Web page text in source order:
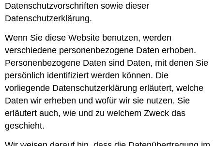
Datenschutzvorschriften sowie dieser
Datenschutzerklärung.
Wenn Sie diese Website benutzen, werden
verschiedene personenbezogene Daten erhoben.
Personenbezogene Daten sind Daten, mit denen Sie
persönlich identifiziert werden können. Die
vorliegende Datenschutzerklärung erläutert, welche
Daten wir erheben und wofür wir sie nutzen. Sie
erläutert auch, wie und zu welchem Zweck das
geschieht.